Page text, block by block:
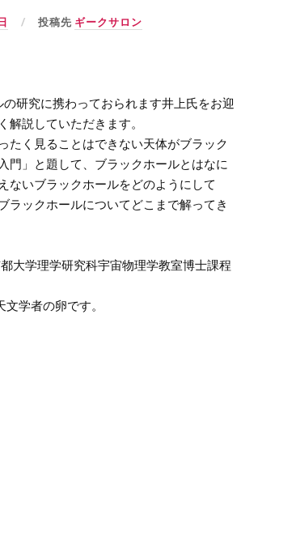
投稿先 ギークサロン
研究に携わっておられます井上氏をお迎
解説していただきます。
たく見ることはできない天体がブラック
門」と題して、ブラックホールとはなに
ないブラックホールをどのようにして
ラックホールについてどこまで解ってき
大学理学研究科宇宙物理学教室博士課程
学者の卵です。